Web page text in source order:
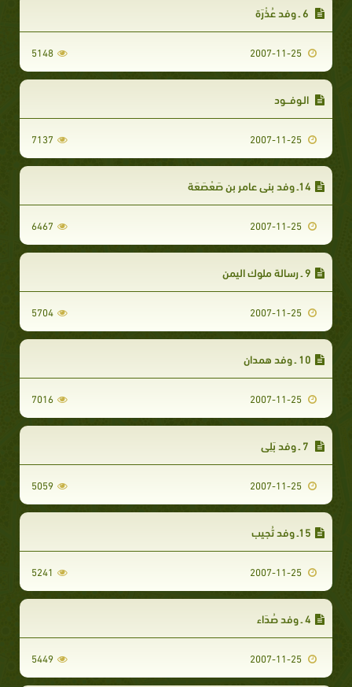
5148
الـوفـــود
7137
14ـ وفد بني عامر بن صَعْصَعَة‏
6467
9 ـ رسالة ملوك اليمن‏
5704
10 ـ وفد همدان‏
7016
5059
15ـ وفد تُجِيب‏
5241
4 ـ وفد صُدَاء‏
5449